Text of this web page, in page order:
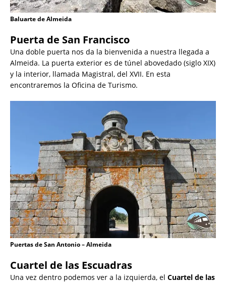
Baluarte de Almeida
Puerta de San Francisco
Una doble puerta nos da la bienvenida a nuestra llegada a
Almeida. La puerta exterior es de túnel abovedado (siglo XIX)
y la interior, llamada Magistral, del XVII. En esta
encontraremos la Oficina de Turismo.
Puertas de San Antonio – Almeida
Cuartel de las Escuadras
Una vez dentro podemos ver a la izquierda, el Cuartel de las